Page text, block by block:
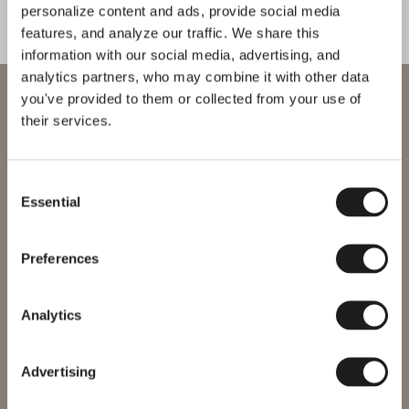
personalize content and ads, provide social media
features, and analyze our traffic. We share this
information with our social media, advertising, and
analytics partners, who may combine it with other data
you've provided to them or collected from your use of
their services.
Selection
Essential
Preferences
Analytics
Advertising
DESCUBRE THE EDIT
Descubre más sobre Jazz y todas nuestras colecciones. Leer todo
SOLUCIONES DE ILUMINACIÓN
Vibia presenta: luminarias de sobremesa
icónicas
Bienvenido a Vibia
Selecciona el sitio web correcto para tu región para asegurarte de
certificaciones de seguridad locales. Ten en cuenta que algunos
productos pueden no estar disponibles en todas las regiones.